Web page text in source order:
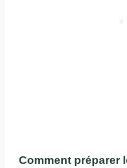
Comment préparer